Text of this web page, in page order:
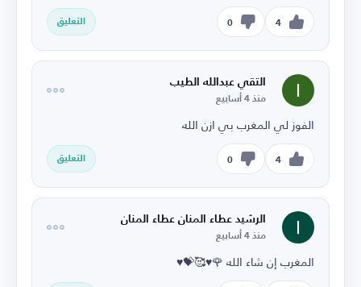
4
0 التعليق
التقي عبدالله الطيب
منذ 4 أسابيع
الفوز لي المغرب بي ازن الله
4
0 التعليق
الرشيد عطاء المنان عطاء المنان
منذ 4 أسابيع
المغرب إن شاء الله 🌹♥️🥰💝♥️